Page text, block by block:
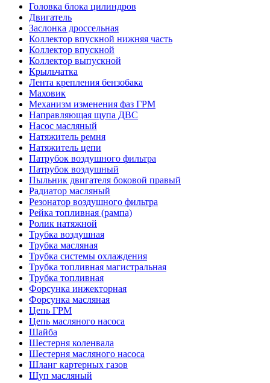
Головка блока цилиндров
Двигатель
Заслонка дроссельная
Коллектор впускной нижняя часть
Коллектор впускной
Коллектор выпускной
Крыльчатка
Лента крепления бензобака
Маховик
Механизм изменения фаз ГРМ
Направляющая щупа ДВС
Насос масляный
Натяжитель ремня
Натяжитель цепи
Патрубок воздушного фильтра
Патрубок воздушный
Пыльник двигателя боковой правый
Радиатор масляный
Резонатор воздушного фильтра
Рейка топливная (рампа)
Ролик натяжной
Трубка воздушная
Трубка масляная
Трубка системы охлаждения
Трубка топливная магистральная
Трубка топливная
Форсунка инжекторная
Форсунка масляная
Цепь ГРМ
Цепь масляного насоса
Шайба
Шестерня коленвала
Шестерня масляного насоса
Шланг картерных газов
Щуп масляный